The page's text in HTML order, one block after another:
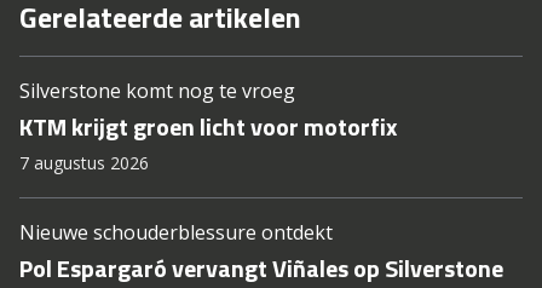
Gerelateerde artikelen
Silverstone komt nog te vroeg
KTM krijgt groen licht voor motorfix
7 augustus 2026
Nieuwe schouderblessure ontdekt
Pol Espargaró vervangt Viñales op Silverstone